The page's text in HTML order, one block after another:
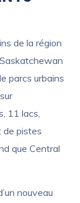
de la région
parcs urbains
11 lacs,
de pistes
que Central
nouveau